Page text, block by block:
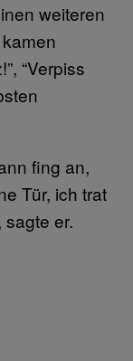
weiteren
“Verpiss
fing an,
Tür, ich trat
er.